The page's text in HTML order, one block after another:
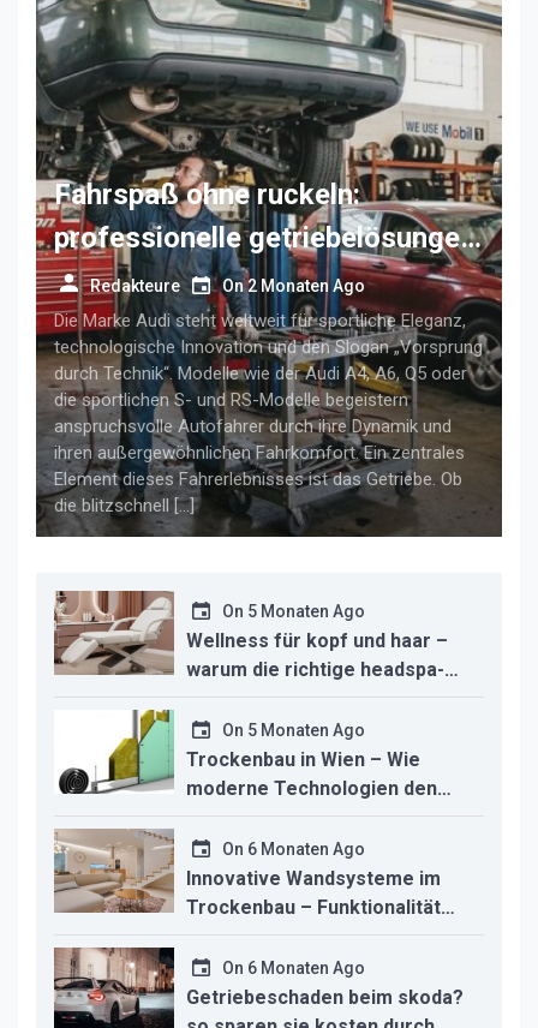
Fahrspaß ohne ruckeln:
professionelle getriebelösungen
für anspruchsvolle audi-fahrer
Redakteure On2 Monaten Ago
Die Marke Audi steht weltweit für sportliche Eleganz,
technologische Innovation und den Slogan „Vorsprung
durch Technik“. Modelle wie der Audi A4, A6, Q5 oder
die sportlichen S- und RS-Modelle begeistern
anspruchsvolle Autofahrer durch ihre Dynamik und
ihren außergewöhnlichen Fahrkomfort. Ein zentrales
Element dieses Fahrerlebnisses ist das Getriebe. Ob
die blitzschnell […]
On 5 Monaten Ago
Wellness für kopf und haar –
warum die richtige headspa-
liege den unterschied für ihr
studio macht
On 5 Monaten Ago
Trockenbau in Wien – Wie
moderne Technologien den
Innenausbau revolutionieren
On 6 Monaten Ago
Innovative Wandsysteme im
Trockenbau – Funktionalität
trifft modernes Design
On 6 Monaten Ago
Getriebeschaden beim skoda?